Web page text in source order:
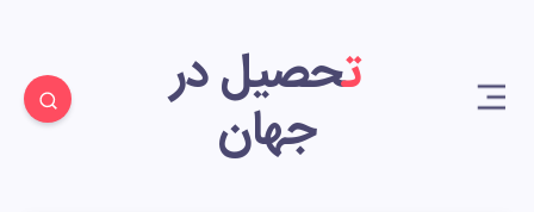
تحصیل در
جهان